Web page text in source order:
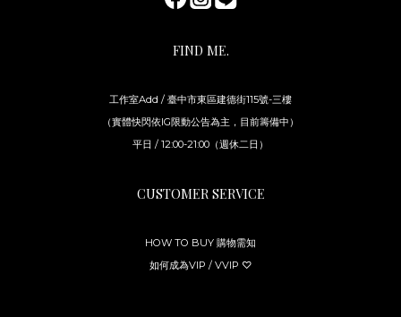
FIND ME.
工作室Add / 臺中市東區建德街115號-三樓
（實體快閃依IG限動公告為主，目前籌備中）
平日 / 12:00-21:00（週休二日）
CUSTOMER SERVICE
HOW TO BUY 購物需知
如何成為VIP / VVIP ♡